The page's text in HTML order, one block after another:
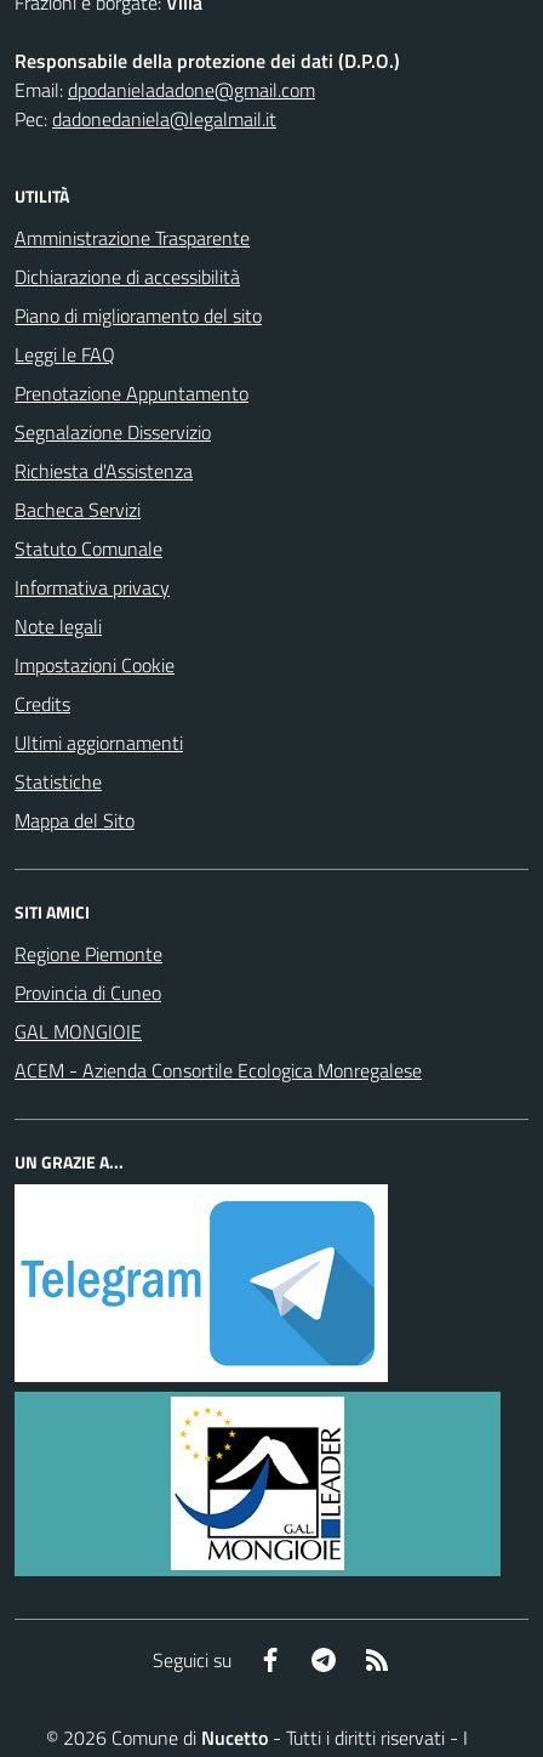
Responsabile della protezione dei dati (D.P.O.)
Email:dpodanieladadone@gmail.com
Pec:dadonedaniela@legalmail.it
UTILITÀ
Amministrazione Trasparente
Dichiarazione di accessibilità
Piano di miglioramento del sito
Leggi le FAQ
Prenotazione Appuntamento
Segnalazione Disservizio
Richiesta d'Assistenza
Bacheca Servizi
Statuto Comunale
Informativa privacy
Note legali
Impostazioni Cookie
Credits
Ultimi aggiornamenti
Statistiche
Mappa del Sito
SITI AMICI
Regione Piemonte
Provincia di Cuneo
GAL MONGIOIE
ACEM - Azienda Consortile Ecologica Monregalese
UN GRAZIE A...
Seguici su Facebook Telegram
© 2026 Comune di Nucetto - Tutti i diritti riservati - I